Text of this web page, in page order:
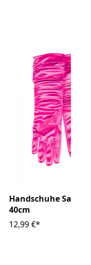
Handschuhe Satin
40cm
12,99 €*